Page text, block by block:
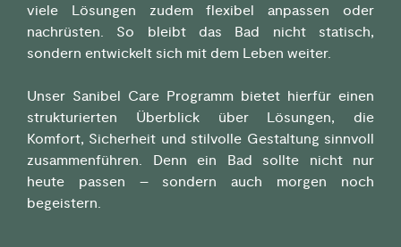
viele Lösungen zudem flexibel anpassen oder
nachrüsten. So bleibt das Bad nicht statisch,
sondern entwickelt sich mit dem Leben weiter.
Unser Sanibel Care Programm bietet hierfür einen
strukturierten Überblick über Lösungen, die
Komfort, Sicherheit und stilvolle Gestaltung sinnvoll
zusammenführen. Denn ein Bad sollte nicht nur
heute passen – sondern auch morgen noch
begeistern.